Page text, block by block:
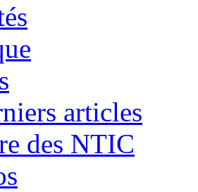
articles
des NTIC